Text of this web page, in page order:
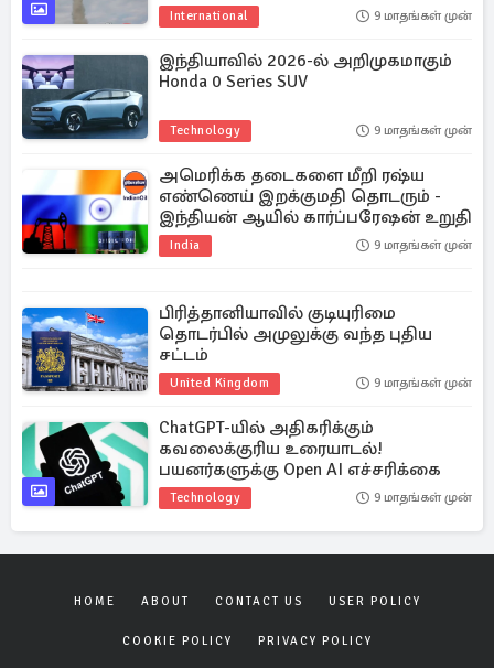
International 9 மாதங்கள் முன்
இந்தியாவில் 2026-ல் அறிமுகமாகும்
Honda 0 Series SUV
Technology 9 மாதங்கள் முன்
அமெரிக்க தடைகளை மீறி ரஷ்ய
எண்ணெய் இறக்குமதி தொடரும் -
இந்தியன் ஆயில் கார்ப்பரேஷன் உறுதி
India 9 மாதங்கள் முன்
பிரித்தானியாவில் குடியுரிமை
தொடர்பில் அமுலுக்கு வந்த புதிய
சட்டம்
United Kingdom 9 மாதங்கள் முன்
ChatGPT-யில் அதிகரிக்கும்
கவலைக்குரிய உரையாடல்!
பயனர்களுக்கு Open AI எச்சரிக்கை
Technology 9 மாதங்கள் முன்
HOME ABOUT CONTACT US USER POLICY
COOKIE POLICY PRIVACY POLICY